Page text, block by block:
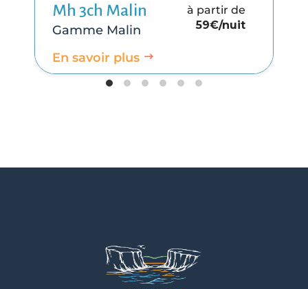
Mh 3ch Malin
Malin
En savoir plus
à partir de
59€/nuit